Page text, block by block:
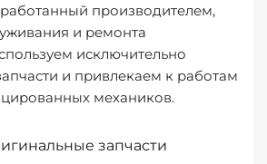
производителем,
и ремонта
исключительно
и привлекаем к работам
механиков.
запчасти